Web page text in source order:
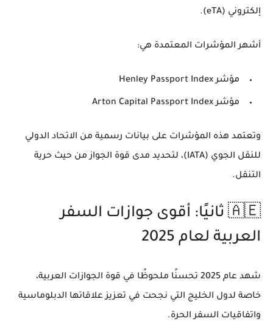
إلكتروني (eTA)
.
أشهر المؤشرات المعتمدة هي:
مؤشر Henley Passport Index
مؤشر Arton Capital Passport Index
وتعتمد هذه المؤشرات على بيانات رسمية من الاتحاد الدولي
للنقل الجوي (IATA)
، لتحديد مدى قوة الجواز من حيث حرية
التنقل.
🇦🇪 ثانيًا: أقوى جوازات السفر
العربية لعام 2025
شهد عام 2025 تحسنًا ملحوظًا في قوة الجوازات العربية،
خاصة لدول الخليج التي نجحت في تعزيز علاقاتها الدبلوماسية
واتفاقيات السفر الحرة.